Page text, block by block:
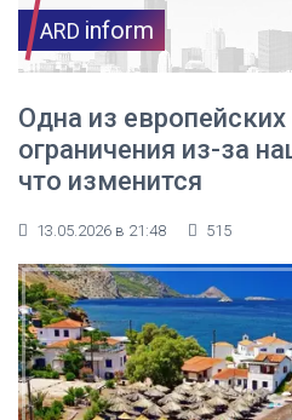
ARD inform
Одна из
ограничения из-за
что изменится
13.05.2026 в 21:48 515